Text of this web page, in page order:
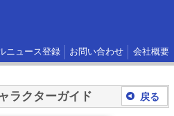
ニュース登録 お問い合わせ 会社概要
戻る
ラクターガイド